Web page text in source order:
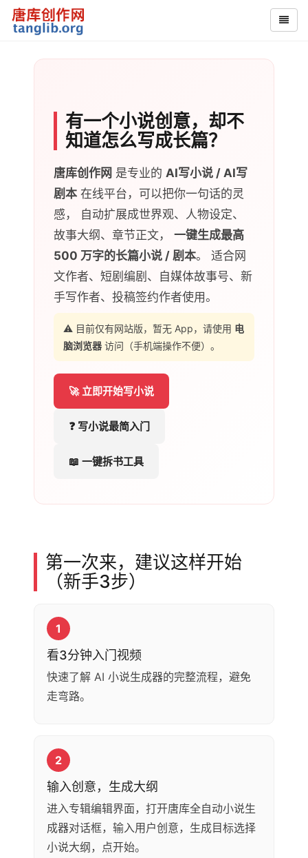
有一个小说创意，却不
知道怎么写成长篇？
唐库创作网 是专业的AI写小说 / AI写
剧本 在线平台，可以把你一句话的灵
感， 自动扩展成世界观、人物设定、
故事大纲、章节正文，一键生成最高
500 万字的长篇小说 / 剧本。 适合网
文作者、短剧编剧、自媒体故事号、新
手写作者、投稿签约作者使用。
⚠ 目前仅有网站版，暂无 App，请使用 电
脑浏览器 访问（手机端操作不便）。
🚀 立即开始写小说
❓ 写小说最简入门
📖 一键拆书工具
第一次来，建议这样开始
（新手3步）
1
看3分钟入门视频
快速了解 AI 小说生成器的完整流程，避免
走弯路。
2
输入创意，生成大纲
进入专辑编辑界面，打开唐库全自动小说生
成器对话框，输入用户创意，生成目标选择
小说大纲，点开始。